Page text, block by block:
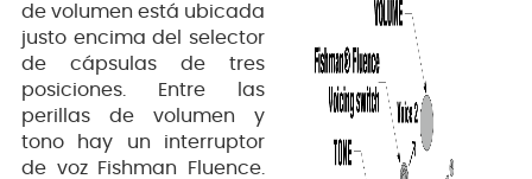
de volumen está ubicada
justo encima del selector
de cápsulas de tres
posiciones. Entre las
perillas de volumen y
tono hay un interruptor
de voz Fishman Fluence.